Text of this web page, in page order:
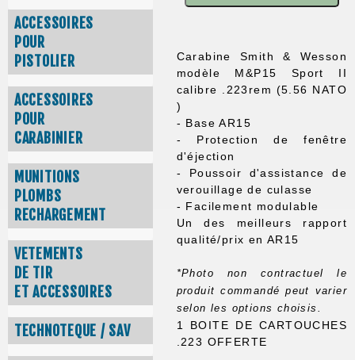
ACCESSOIRES
POUR
PISTOLIER
ACCESSOIRES
POUR
CARABINIER
MUNITIONS
PLOMBS
RECHARGEMENT
VETEMENTS
DE TIR
ET ACCESSOIRES
TECHNOTEQUE / SAV
Carabine Smith & Wesson
modèle M&P15 Sport II
calibre .223rem (5.56 NATO
)
- Base AR15
- Protection de fenêtre
d'éjection
- Poussoir d'assistance de
verouillage de culasse
- Facilement modulable
Un des meilleurs rapport
qualité/prix en AR15
*Photo non contractuel le
produit commandé peut varier
selon les options choisis.
1 BOITE DE CARTOUCHES
.223 OFFERTE